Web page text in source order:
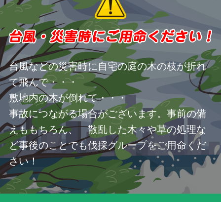
台風などの災害時に自宅の庭の木の枝が折れ
て飛んで・・・
敷地内の木が倒れて・・・
事故につながる場合がございます。事前の備
えももちろん、 散乱した木々や草の処理な
ど事後のことでも伐採グループをご用命くだ
さい！